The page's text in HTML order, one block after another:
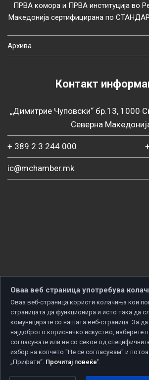
ПРВА комора и ПРВА институција во
Македонија сертифицирана по
Архива
Контакт
„Димитрие Чуповски“ бр.13, 1000
Северна
+ 389 2 3 244 000
ic@mchamber.mk
Copyright © 2026 Developed by
Оваа веб страница употребува
Оваа веб-страница користи колачиња кои
страницата да функционира и исто така да
комуницирате со нашата веб-страница. За
најдоброто корисничко искуство, изберете
согласувате или не со секое од
избор на копчето "Не се согласувам" и потоа
„Прифати“. Прочитај повеќе'.